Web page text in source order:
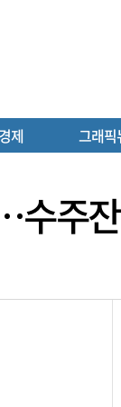
제 그래픽
수주